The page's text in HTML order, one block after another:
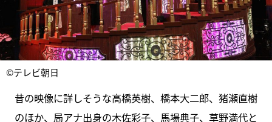
©テレビ朝日
昔の映像に詳しそうな高橋英樹、橋本大二郎、猪瀬直樹
のほか、局アナ出身の木佐彩子、馬場典子、草野満代と